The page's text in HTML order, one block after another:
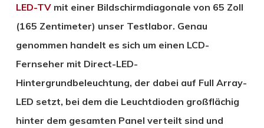
LED-TVmit einer Bildschirmdiagonale von 65 Zoll
(165 Zentimeter) unser Testlabor. Genau
genommen handelt es sich um einen LCD-
Fernseher mit Direct-LED-
Hintergrundbeleuchtung, der dabei auf Full Array-
LED setzt, bei dem die Leuchtdioden großflächig
hinter dem gesamten Panel verteilt sind und